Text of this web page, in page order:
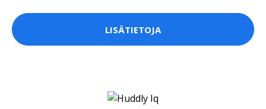
LISÄTIETOJA